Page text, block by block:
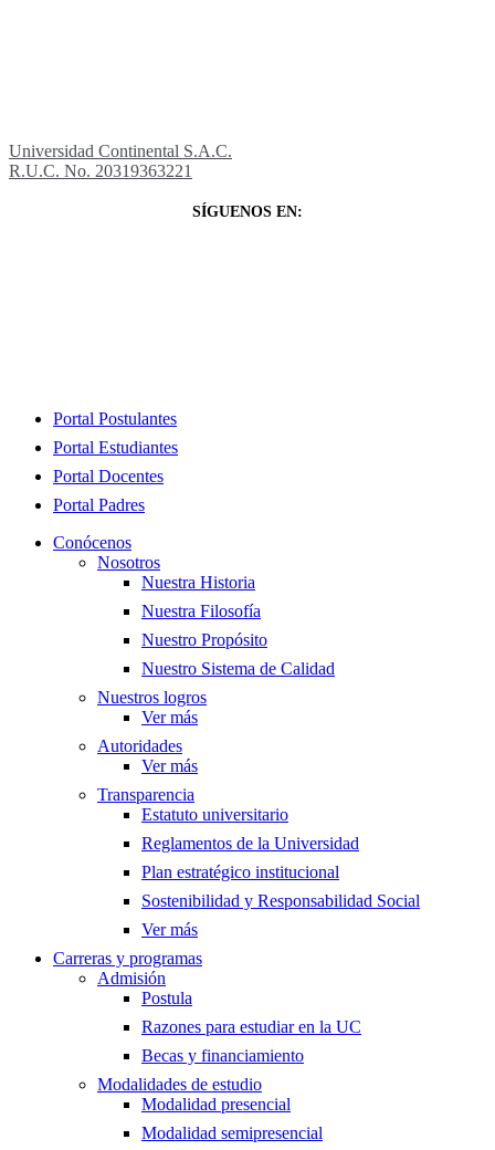
Universidad Continental S.A.C.
R.U.C. No. 20319363221
SÍGUENOS EN:
Close
Portal Postulantes
Portal Estudiantes
Portal Docentes
Portal Padres
Conócenos
Nosotros
Nuestra Historia
Nuestra Filosofía
Nuestro Propósito
Nuestro Sistema de Calidad
Nuestros logros
Ver más
Autoridades
Ver más
Transparencia
Estatuto universitario
Reglamentos de la Universidad
Plan estratégico institucional
Sostenibilidad y Responsabilidad Social
Ver más
Carreras y programas
Admisión
Postula
Razones para estudiar en la UC
Becas y financiamiento
Modalidades de estudio
Modalidad presencial
Modalidad semipresencial